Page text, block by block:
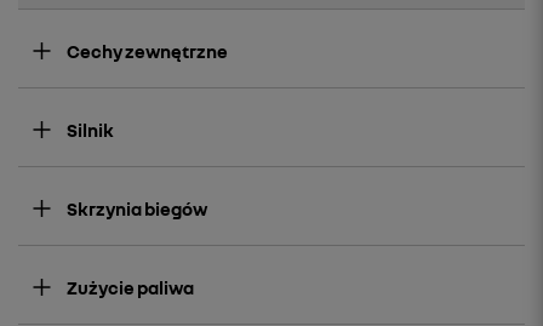
Cechy zewnętrzne
Silnik
Skrzynia biegów
Zużycie paliwa